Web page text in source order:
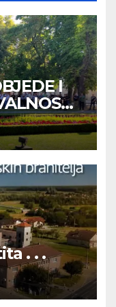
I
. . .